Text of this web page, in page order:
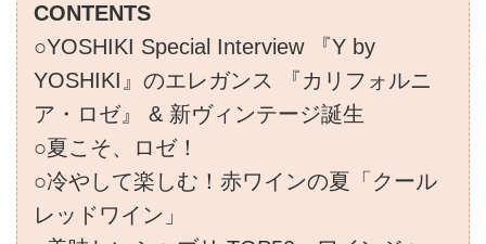
CONTENTS
○YOSHIKI Special Interview 『Y by
YOSHIKI』のエレガンス 『カリフォルニ
ア・ロゼ』 & 新ヴィンテージ誕生
○夏こそ、ロゼ！
○冷やして楽しむ！赤ワインの夏「クール
レッドワイン」